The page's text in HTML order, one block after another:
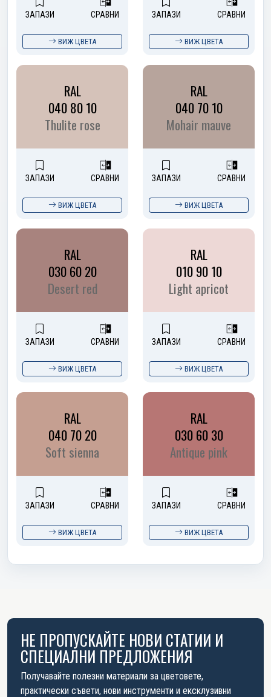
ЗАПАЗИ СРАВНИ
ВИЖ ЦВЕТА
ЗАПАЗИ СРАВНИ
ВИЖ ЦВЕТА
RAL
040 80 10
Thulite rose
ЗАПАЗИ СРАВНИ
ВИЖ ЦВЕТА
RAL
040 70 10
Mohair mauve
ЗАПАЗИ СРАВНИ
ВИЖ ЦВЕТА
RAL
030 60 20
Desert red
ЗАПАЗИ СРАВНИ
ВИЖ ЦВЕТА
RAL
010 90 10
Light apricot
ЗАПАЗИ СРАВНИ
ВИЖ ЦВЕТА
RAL
040 70 20
Soft sienna
ЗАПАЗИ СРАВНИ
ВИЖ ЦВЕТА
RAL
030 60 30
Antique pink
ЗАПАЗИ СРАВНИ
ВИЖ ЦВЕТА
НЕ ПРОПУСКАЙТЕ НОВИ СТАТИИ И
СПЕЦИАЛНИ ПРЕДЛОЖЕНИЯ
Получавайте полезни материали за цветовете,
практически съвети, нови инструменти и ексклузивни